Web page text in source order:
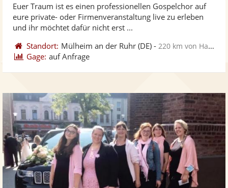
Fotos
5
Euer Traum ist es einen professionellen Gospelchor auf
eure private- oder Firmenveranstaltung live zu erleben
und ihr möchtet dafür nicht erst ...
Standort: Mülheim an der Ruhr (DE) - 220 km von Hannover
Gage: auf Anfrage